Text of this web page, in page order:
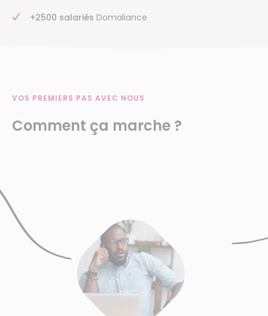
+2500 salariés Domaliance
VOS PREMIERS PAS AVEC NOUS
Comment ça marche ?